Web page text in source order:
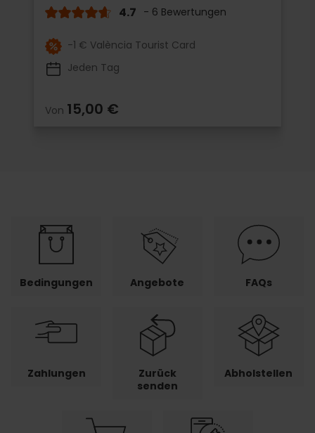
4.7 - 6 Bewertungen
-1 € València Tourist Card
Jeden Tag
Von 15,00 €
Bedingungen Angebote FAQs
Zahlungen
Zurück
senden
Abholstellen